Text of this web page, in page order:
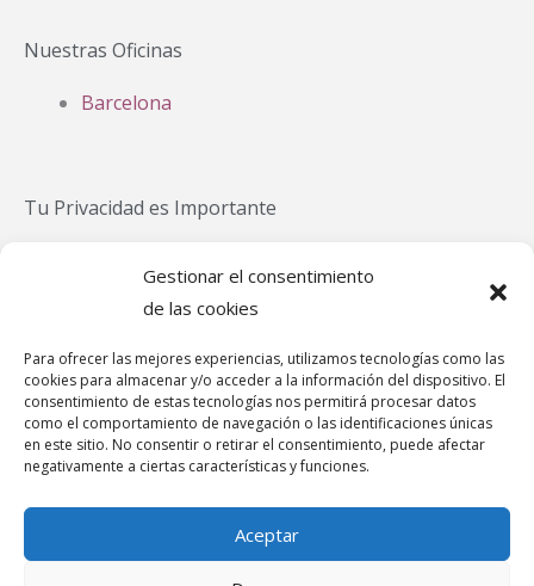
Gestionar el consentimiento
de las cookies
Para ofrecer las mejores experiencias, utilizamos tecnologías como las
cookies para almacenar y/o acceder a la información del dispositivo. El
consentimiento de estas tecnologías nos permitirá procesar datos
como el comportamiento de navegación o las identificaciones únicas
en este sitio. No consentir o retirar el consentimiento, puede afectar
negativamente a ciertas características y funciones.
Aceptar
Nuestras Oficinas
Barcelona
Tu Privacidad es Importante
Política de cookies (UE)
Canal de denuncias